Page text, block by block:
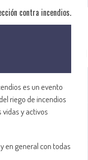
contra incendios.
es un evento
riego de incendios
y activos
en general con todas